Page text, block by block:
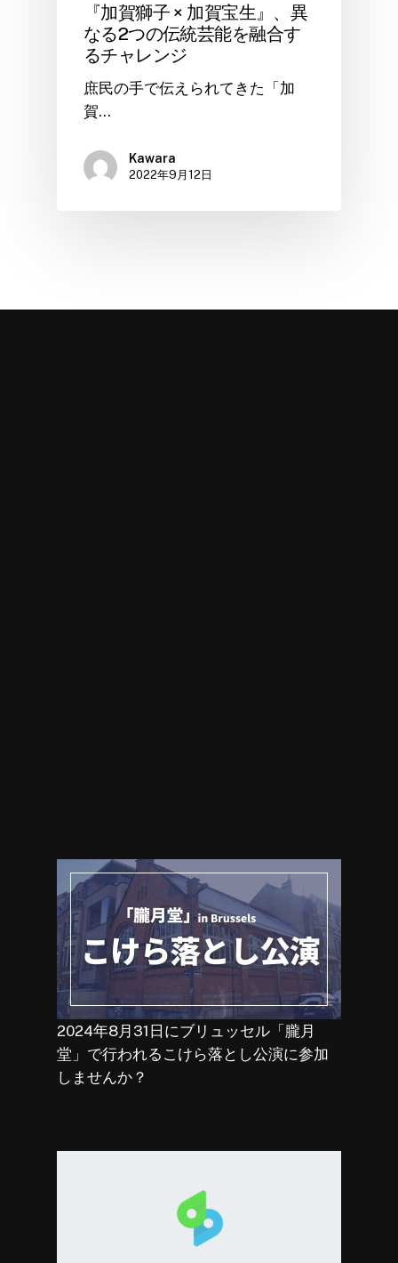
『加賀獅子 × 加賀宝生』、異
なる2つの伝統芸能を融合す
るチャレンジ
庶民の手で伝えられてきた「加
賀…
Kawara
2022年9月12日
2024年8月31日にブリュッセル「朧月
堂」で行われるこけら落とし公演に参加
しませんか？